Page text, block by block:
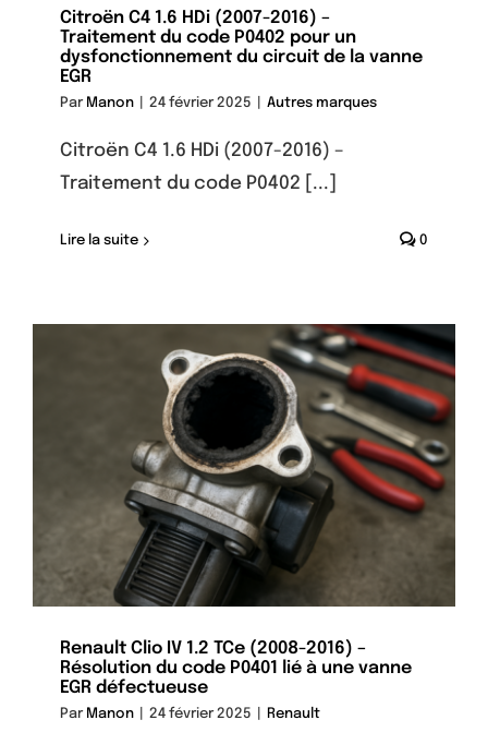
Citroën C4 1.6 HDi (2007-2016) –
Traitement du code P0402 pour un
dysfonctionnement du circuit de la vanne
EGR
Par Manon 24 février 2025 Autres marques
Citroën C4 1.6 HDi (2007-2016) –
Traitement du code P0402 [...]
Lire la suite 0
Renault Clio IV 1.2 TCe (2008-2016) –
Résolution du code P0401 lié à une vanne
EGR défectueuse
Par Manon 24 février 2025 Renault